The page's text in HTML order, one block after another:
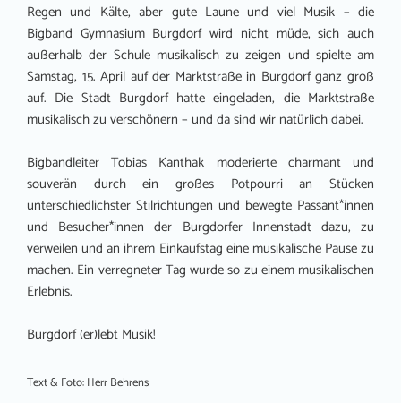
Regen und Kälte, aber gute Laune und viel Musik – die
Bigband Gymnasium Burgdorf wird nicht müde, sich auch
außerhalb der Schule musikalisch zu zeigen und spielte am
Samstag, 15. April auf der Marktstraße in Burgdorf ganz groß
auf. Die Stadt Burgdorf hatte eingeladen, die Marktstraße
musikalisch zu verschönern – und da sind wir natürlich dabei.
Bigbandleiter Tobias Kanthak moderierte charmant und
souverän durch ein großes Potpourri an Stücken
unterschiedlichster Stilrichtungen und bewegte Passant*innen
und Besucher*innen der Burgdorfer Innenstadt dazu, zu
verweilen und an ihrem Einkaufstag eine musikalische Pause zu
machen. Ein verregneter Tag wurde so zu einem musikalischen
Erlebnis.
Burgdorf (er)lebt Musik!
Text & Foto: Herr Behrens